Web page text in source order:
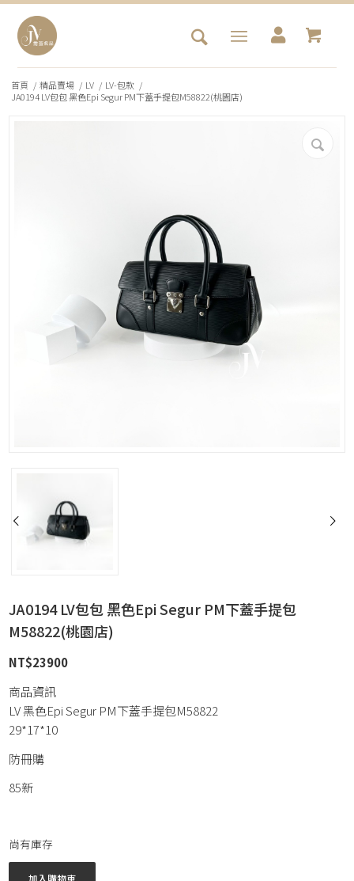
首頁 / 精品賣場 / LV / LV-包款 /
JA0194 LV包包 黑色Epi Segur PM下蓋手提包M58822(桃園店)
JA0194 LV包包 黑色Epi Segur PM下蓋手提包
M58822(桃園店)
NT$23900
商品資訊
LV 黑色Epi Segur PM下蓋手提包M58822
29*17*10
防冊購
85新
尚有庫存